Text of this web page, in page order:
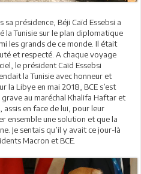
sa présidence, Béji Caïd Essebsi a
la Tunisie sur le plan diplomatique
les grands de ce monde. Il était
et respecté. A chaque voyage
le président Caïd Essebsi
la Tunisie avec honneur et
la Libye en mai 2018, BCE s’est
au maréchal Khalifa Haftar et
assis en face de lui, pour leur
ensemble une solution et que la
Je sentais qu’il y avait ce jour-là
Macron et BCE.